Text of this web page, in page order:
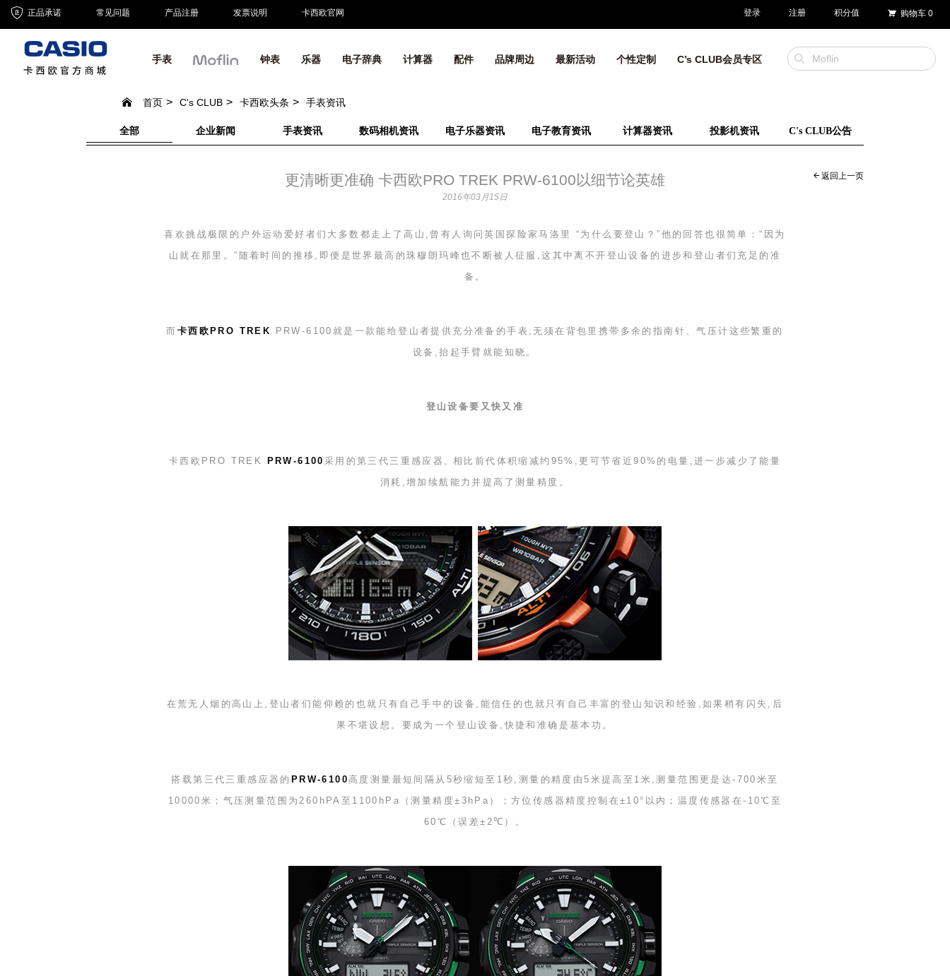
正品承诺 常见问题 产品注册 发票说明 卡西欧官网 登录 注册 积分值 购物车 0
手表 钟表 乐器 电子辞典 计算器 配件 品牌周边 最新活动 个性定制 C’s CLUB会员专区
首页 C's CLUB 卡西欧头条 手表资讯
全部 企业新闻 手表资讯 数码相机资讯 电子乐器资讯 电子教育资讯 计算器资讯 投影机资讯 C's CLUB公告
更清晰更准确 卡西欧PRO TREK PRW-6100以细节论英雄 返回上一页
2016年03月15日
喜欢挑战极限的户外运动爱好者们大多数都走上了高山,曾有人询问英国探险家马洛里 “为什么要登山？”他的回答也很简单：“因为
山就在那里。”随着时间的推移,即便是世界最高的珠穆朗玛峰也不断被人征服,这其中离不开登山设备的进步和登山者们充足的准
备。
而 卡西欧PRO TREK PRW-6100 就是一款能给登山者提供充分准备的手表,无须在背包里携带多余的指南针、气压计这些繁重的
设备,抬起手臂就能知晓。
登山设备要又快又准
卡西欧 PRO TREK PRW-6100 采用的第三代三重感应器 相比前代体积缩减约 95% ,更可节省近90% 的电量,进一步减少了能量
消耗,增加续航能力并提高了测量精度。
在荒无人烟的高山上,登山者们能仰赖的也就只有自己手中的设备,能信任的也就只有自己丰富的登山知识和经验,如果稍有闪失,后
果不堪设想。要成为一个登山设备,快捷和准确是基本功。
搭载第三代三重感应器的 PRW-6100高度测量最短间隔从 5秒缩短至 1 秒,测量的精度由5 米提高至 1 米,测量范围更是达-700 米至
10000 米；气压测量范围为 260hPA 至 1100hPa （测量精度± 3hPa ）；方位传感器精度控制在± 10 °以内；温度传感器在-10℃至
60 ℃（误差± 2℃）。